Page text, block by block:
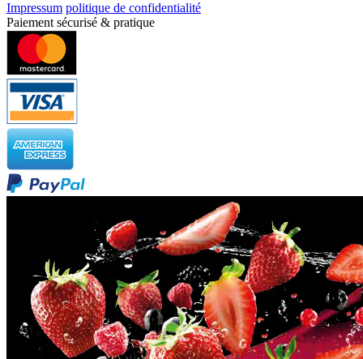
Impressum politique de confidentialité
Paiement sécurisé & pratique